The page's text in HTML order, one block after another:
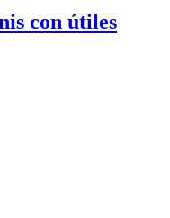
con útiles